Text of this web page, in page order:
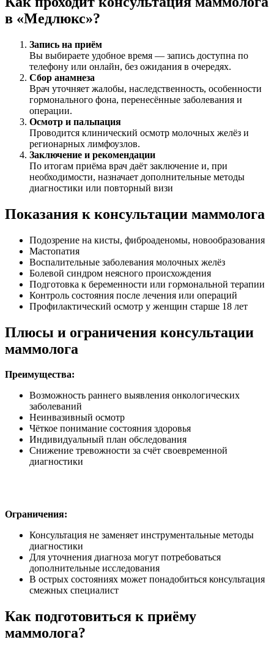
в «Медлюкс»?
Запись на приём
Вы выбираете удобное время — запись доступна по
телефону или онлайн, без ожидания в очередях.
Сбор анамнеза
Врач уточняет жалобы, наследственность, особенности
гормонального фона, перенесённые заболевания и
операции.
Осмотр и пальпация
Проводится клинический осмотр молочных желёз и
регионарных лимфоузлов.
Заключение и рекомендации
По итогам приёма врач даёт заключение и, при
необходимости, назначает дополнительные методы
диагностики или повторный визи
Показания к консультации маммолога
Подозрение на кисты, фиброаденомы, новообразования
Мастопатия
Воспалительные заболевания молочных желёз
Болевой синдром неясного происхождения
Подготовка к беременности или гормональной терапии
Контроль состояния после лечения или операций
Профилактический осмотр у женщин старше 18 лет
Плюсы и ограничения консультации
маммолога
Преимущества:
Возможность раннего выявления онкологических
заболеваний
Неинвазивный осмотр
Чёткое понимание состояния здоровья
Индивидуальный план обследования
Снижение тревожности за счёт своевременной
диагностики
Ограничения:
Консультация не заменяет инструментальные методы
диагностики
Для уточнения диагноза могут потребоваться
дополнительные исследования
В острых состояниях может понадобиться консультация
смежных специалист
Как подготовиться к приёму
маммолога?